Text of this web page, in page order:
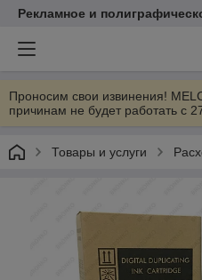
Рекламное и
Проносим свои извинения!
причинам не будет работать с
Товары и услуги